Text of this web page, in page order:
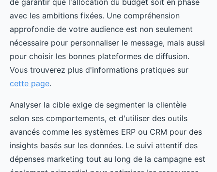
avec les ambitions fixées. Une compréhension
approfondie de votre audience est non seulement
nécessaire pour personnaliser le message, mais aussi
pour choisir les bonnes plateformes de diffusion.
Vous trouverez plus d'informations pratiques sur
cette page.
Analyser la cible exige de segmenter la clientèle
selon ses comportements, et d'utiliser des outils
avancés comme les systèmes ERP ou CRM pour des
insights basés sur les données. Le suivi attentif des
dépenses marketing tout au long de la campagne est